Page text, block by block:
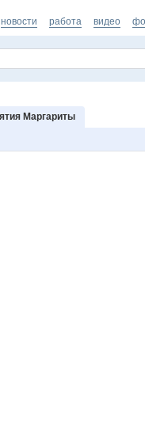
новости работа видео
Маргариты